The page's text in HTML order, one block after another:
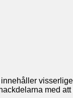
med